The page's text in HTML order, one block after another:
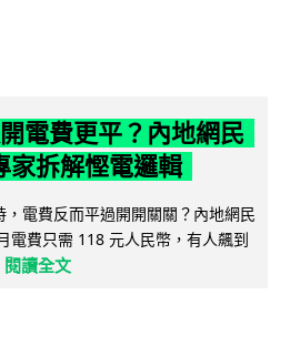
電費更平？內地網民
家拆解慳電邏輯
電費反而平過開開關關？內地網民
電費只需 118 元人民幣，有人飆到
閱讀全文